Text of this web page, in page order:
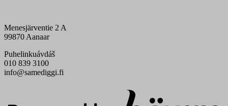
Menesjärventie 2 A
99870 Aanaar
Puhelinkuávdáš
010 839 3100
info@samediggi.fi